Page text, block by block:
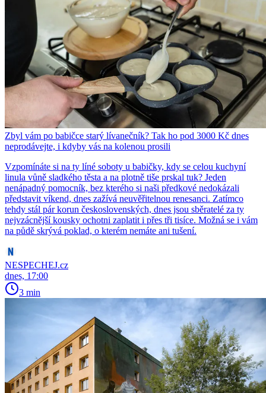
Zbyl vám po babičce starý lívanečník? Tak ho pod 3000 Kč dnes
neprodávejte, i kdyby vás na kolenou prosili
Vzpomínáte si na ty líné soboty u babičky, kdy se celou kuchyní
linula vůně sladkého těsta a na plotně tiše prskal tuk? Jeden
nenápadný pomocník, bez kterého si naši předkové nedokázali
představit víkend, dnes zažívá neuvěřitelnou renesanci. Zatímco
tehdy stál pár korun československých, dnes jsou sběratelé za ty
nejvzácnější kousky ochotni zaplatit i přes tři tisíce. Možná se i vám
na půdě skrývá poklad, o kterém nemáte ani tušení.
NESPECHEJ.cz
dnes, 17:00
3 min